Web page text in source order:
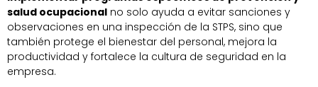
salud ocupacional no solo ayuda a evitar sanciones y
observaciones en una inspección de la STPS, sino que
también protege el bienestar del personal, mejora la
productividad y fortalece la cultura de seguridad en la
empresa.